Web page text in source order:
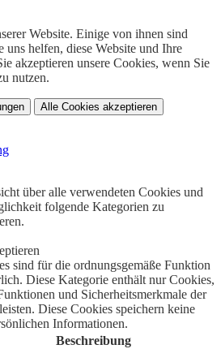
Website. Einige von ihnen sind
uns helfen, diese Website und Ihre
akzeptieren unsere Cookies, wenn Sie
nutzen.
Alle Cookies akzeptieren
über alle verwendeten Cookies und
folgende Kategorien zu
sind für die ordnungsgemäße Funktion
Diese Kategorie enthält nur Cookies,
und Sicherheitsmerkmale der
Diese Cookies speichern keine
Informationen.
Beschreibung